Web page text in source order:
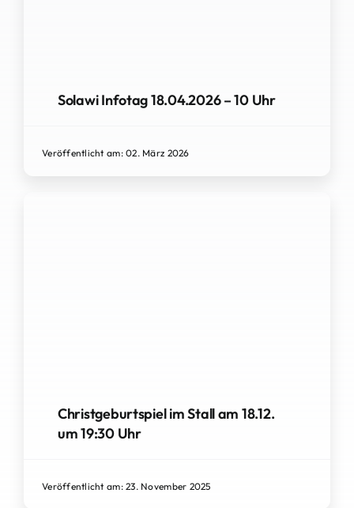
Solawi Infotag 18.04.2026 – 10 Uhr
Veröffentlicht am: 02. März 2026
Christgeburtspiel im Stall am 18.12.
um 19:30 Uhr
Veröffentlicht am: 23. November 2025